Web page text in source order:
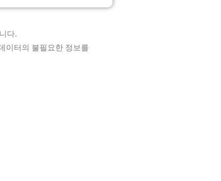
다.
이터의 불필요한 정보를